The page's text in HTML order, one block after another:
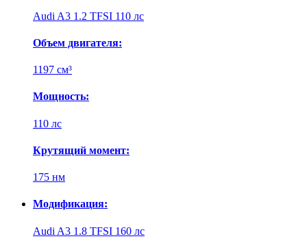
Audi A3 1.2 TFSI 110 лс
Объем двигателя:
1197 см³
Мощность:
110 лс
Крутящий момент:
175 нм
Модификация:
Audi A3 1.8 TFSI 160 лс